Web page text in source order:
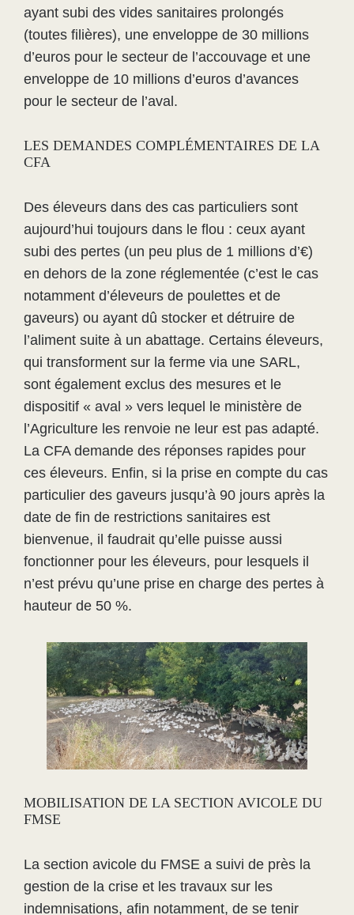
ayant subi des vides sanitaires prolongés
(toutes filières), une enveloppe de 30 millions
d’euros pour le secteur de l’accouvage et une
enveloppe de 10 millions d’euros d’avances
pour le secteur de l’aval.
LES DEMANDES COMPLÉMENTAIRES DE LA
CFA
Des éleveurs dans des cas particuliers sont
aujourd’hui toujours dans le flou : ceux ayant
subi des pertes (un peu plus de 1 millions d’€)
en dehors de la zone réglementée (c’est le cas
notamment d’éleveurs de poulettes et de
gaveurs) ou ayant dû stocker et détruire de
l’aliment suite à un abattage. Certains éleveurs,
qui transforment sur la ferme via une SARL,
sont également exclus des mesures et le
dispositif « aval » vers lequel le ministère de
l’Agriculture les renvoie ne leur est pas adapté.
La CFA demande des réponses rapides pour
ces éleveurs. Enfin, si la prise en compte du cas
particulier des gaveurs jusqu’à 90 jours après la
date de fin de restrictions sanitaires est
bienvenue, il faudrait qu’elle puisse aussi
fonctionner pour les éleveurs, pour lesquels il
n’est prévu qu’une prise en charge des pertes à
hauteur de 50 %.
MOBILISATION DE LA SECTION AVICOLE DU
FMSE
La section avicole du FMSE a suivi de près la
gestion de la crise et les travaux sur les
indemnisations, afin notamment, de se tenir